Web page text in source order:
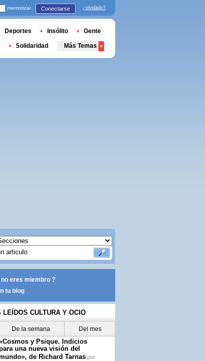
no eres miembro ?
tu blog
LEÍDOS CULTURA Y OCIO
De la semana Del mes
y Psique. Indicios
una nueva visión del
de Richard Tarnas por
memorizar Conectarse ¿olvidado?
Deportes Insólito Gente
Solidaridad Más Temas